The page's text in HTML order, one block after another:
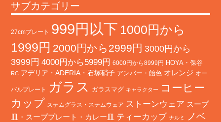
サブカテゴリー
27cmプレート 999円以下 1000円から
1999円 2000円から2999円 3000円から
3999円 4000円から5999円 6000円から8999円 HOYA・保谷
RC アデリア・ADERIA・石塚硝子 アンバー・飴色 オレンジ オー
バルプレート ガラス ガラスマグ キャラクター
コーヒー
カップ ステムグラス・ステムウェア ストーンウェア スープ
皿・スーププレート・カレー皿 ティーカップ ナルミ
ノベ